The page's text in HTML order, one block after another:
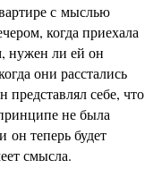
с мыслью
когда приехала
нужен ли ей он
они расстались
себе, что
не была
он теперь будет
смысла.